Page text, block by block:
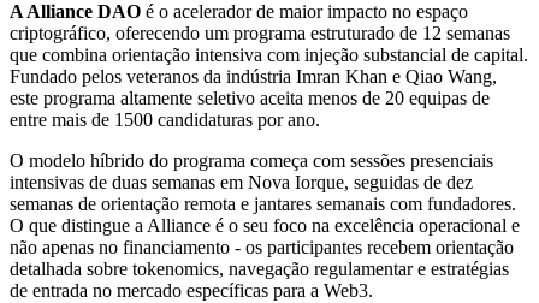
A Alliance DAO é o acelerador de maior impacto no espaço
criptográfico, oferecendo um programa estruturado de 12 semanas
que combina orientação intensiva com injeção substancial de capital.
Fundado pelos veteranos da indústria Imran Khan e Qiao Wang,
este programa altamente seletivo aceita menos de 20 equipas de
entre mais de 1500 candidaturas por ano.
O modelo híbrido do programa começa com sessões presenciais
intensivas de duas semanas em Nova Iorque, seguidas de dez
semanas de orientação remota e jantares semanais com fundadores.
O que distingue a Alliance é o seu foco na excelência operacional e
não apenas no financiamento - os participantes recebem orientação
detalhada sobre tokenomics, navegação regulamentar e estratégias
de entrada no mercado específicas para a Web3.